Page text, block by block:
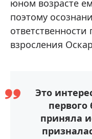
юном возрасте
поэтому
взросления
Это
приняла